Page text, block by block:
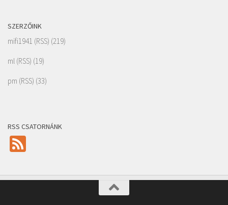
SZERZŐINK
mifi1941 (RSS) (219)
ml (RSS) (19)
pm (RSS) (33)
RSS CSATORNÁNK